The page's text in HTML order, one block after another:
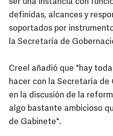
ser una instancia con
definidas, alcances y
soportados por
la Secretaría de
Creel añadió que "hay
hacer con la Secretaría de
en la discusión de la
algo bastante ambicioso
de Gabinete".